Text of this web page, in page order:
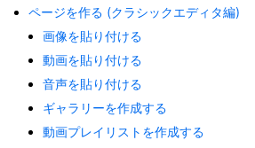
ページを作る (クラシックエディタ編)
画像を貼り付ける
動画を貼り付ける
音声を貼り付ける
ギャラリーを作成する
動画プレイリストを作成する